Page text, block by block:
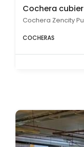
COCHERAS